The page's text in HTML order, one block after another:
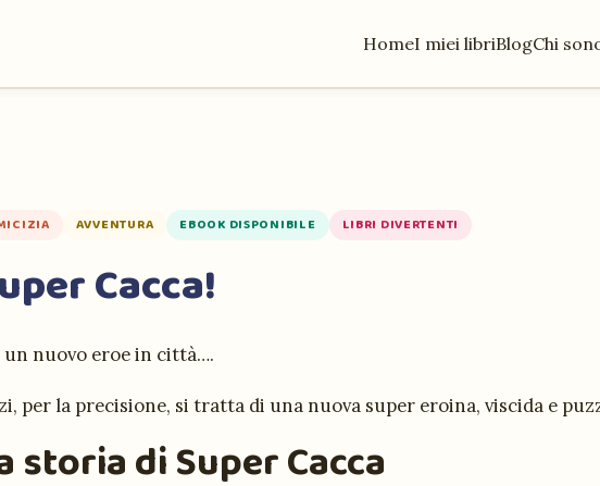
HomeI miei libriBlogChi
AVVENTURA EBOOK DISPONIBILE LIBRI DIVERTENTI
Cacca!
un nuovo eroe in città….
per la precisione, si tratta di una nuova super eroina, viscida e
storia di Super Cacca